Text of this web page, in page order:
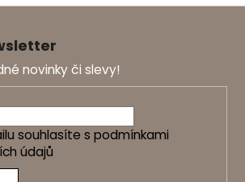
novinky či slevy!
souhlasíte s podmínkami
údajů